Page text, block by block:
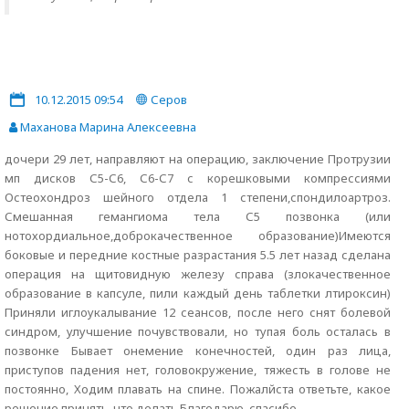
10.12.2015 09:54
Серов
Маханова Марина Алексеевна
дочери 29 лет, направляют на операцию, заключение Протрузии
мп дисков С5-С6, С6-С7 с корешковыми компрессиями
Остеохондроз шейного отдела 1 степени,спондилоартроз.
Смешанная гемангиома тела С5 позвонка (или
нотохордиальное,доброкачественное образование)Имеются
боковые и передние костные разрастания 5.5 лет назад сделана
операция на щитовидную железу справа (злокачественное
образование в капсуле, пили каждый день таблетки лтироксин)
Приняли иглоукалывание 12 сеансов, после него снят болевой
синдром, улучшение почувствовали, но тупая боль осталась в
позвонке Бывает онемение конечностей, один раз лица,
приступов падения нет, головокружение, тяжесть в голове не
постоянно, Ходим плавать на спине. Пожалйста ответьте, какое